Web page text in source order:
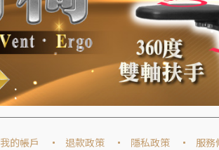
我的帳戶 退款政策 隱私政策 服務